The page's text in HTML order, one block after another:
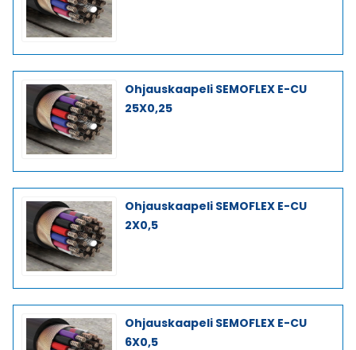
Ohjauskaapeli SEMOFLEX E-CU
25X0,25
Ohjauskaapeli SEMOFLEX E-CU
2X0,5
Ohjauskaapeli SEMOFLEX E-CU
6X0,5